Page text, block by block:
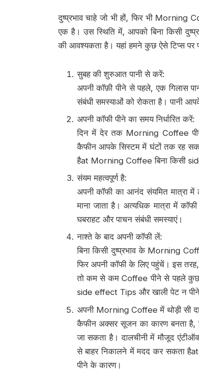
दुष्प्रभाव चाहे जो भी हों, फिर भी
एक है। उस स्थिति में, आपको बिना किसी
की आवश्यकता है। यहां हमने कुछ ऐसे टिप्स
सुबह की शुरुआत पानी से करें:
अपनी कॉफ़ी पीने से पहले, एक गिलास
संबंधी समस्याओं को रोकता है। पानी
अपनी कॉफी पीने का समय निर्धारित करें:
दिन में देर तक Morning Coffee
कैफीन आपके सिस्टम में घंटों तक रह
हैat Morning Coffee बिना किसी
संयम महत्वपूर्ण है:
अपनी कॉफी का आनंद संयमित मात्रा में
माना जाता है। अत्यधिक मात्रा में
घबराहट और पाचन संबंधी समस्याएं।
नाश्ते के बाद अपनी कॉफी लें:
बिना किसी दुष्प्रभाव के Morning
फिर अपनी कॉफी के लिए पहुंचें। इस
तो कम से कम Coffee पीने से पहले कुछ
side effect Tips और खाली पेट न
अपनी Morning Coffee में थोड़ी सी
कैफीन अक्सर सूजन का कारण बनता है,
जा सकता है। दालचीनी में मौजूद
से बाहर निकालने में मदद कर सकता
पीने के कारण।